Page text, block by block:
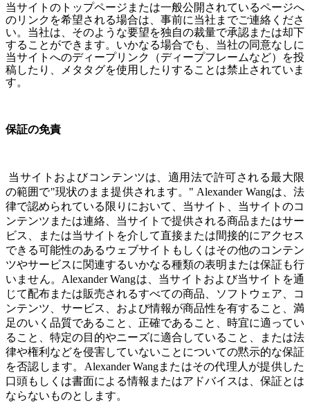
当サイトのトップページまたは一般公開されているページへ
のリンクを希望される場合は、事前に当社までご連絡くださ
い。当社は、そのような要望を独自の裁量で承認または却下
することができます。いかなる場合でも、当社の同意なしに
当サイトへのディープリンク（ディープフレームなど）を投
稿したり、メタタグを使用したりすることは禁止されていま
す。
保証の免責
当サイトおよびコンテンツは、適用法で許可される最大限
の範囲で"現状のまま提供されます。" Alexander Wangは、法
律で認められている限りにおいて、当サイト、当サイトのコ
ンテンツまたは連絡、当サイトで提供される商品またはサー
ビス、または当サイトを介して直接または間接的にアクセス
できる可能性のあるウェブサイトもしくはその他のコンテン
ツやサービスに関連するいかなる種類の表明または保証も行
いません。Alexander Wangは、当サイトおよび当サイトを通
じて配布または販売されるすべての商品、ソフトウェア、コ
ンテンツ、サービス、および情報が商品性を有すること、満
足のいく品質であること、正確であること、時宜に適ってい
ること、特定の目的やニーズに適合していること、または法
律や権利などを侵害していないことについての黙示的な保証
を否認します。Alexander Wangまたはその代理人が提供した
口頭もしくは書面による情報またはアドバイスは、保証とは
ならないものとします。